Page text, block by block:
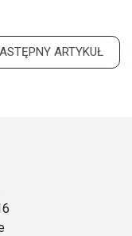
ARTYKUŁ